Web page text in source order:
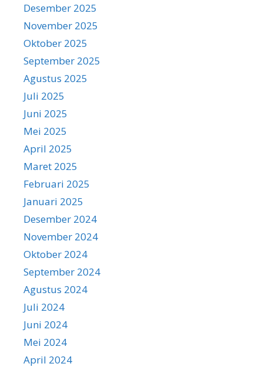
Desember 2025
November 2025
Oktober 2025
September 2025
Agustus 2025
Juli 2025
Juni 2025
Mei 2025
April 2025
Maret 2025
Februari 2025
Januari 2025
Desember 2024
November 2024
Oktober 2024
September 2024
Agustus 2024
Juli 2024
Juni 2024
Mei 2024
April 2024